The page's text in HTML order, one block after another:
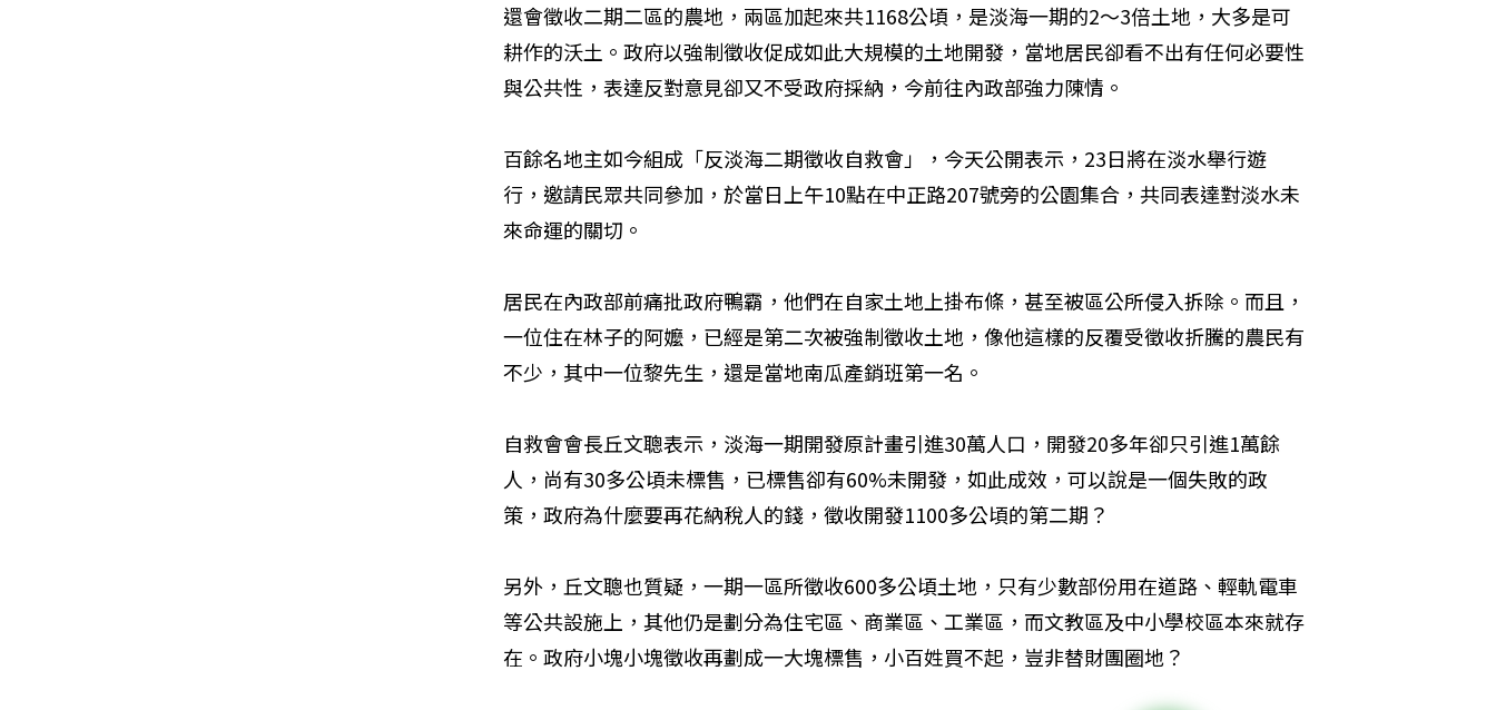
還會徵收二期二區的農地，兩區加起來共1168公頃，是淡海一期的2～3倍土地，大多是可
耕作的沃土。政府以強制徵收促成如此大規模的土地開發，當地居民卻看不出有任何必要性
與公共性，表達反對意見卻又不受政府採納，今前往內政部強力陳情。
百餘名地主如今組成「反淡海二期徵收自救會」，今天公開表示，23日將在淡水舉行遊
行，邀請民眾共同參加，於當日上午10點在中正路207號旁的公園集合，共同表達對淡水未
來命運的關切。
居民在內政部前痛批政府鴨霸，他們在自家土地上掛布條，甚至被區公所侵入拆除。而且，
一位住在林子的阿嬤，已經是第二次被強制徵收土地，像他這樣的反覆受徵收折騰的農民有
不少，其中一位黎先生，還是當地南瓜產銷班第一名。
自救會會長丘文聰表示，淡海一期開發原計畫引進30萬人口，開發20多年卻只引進1萬餘
人，尚有30多公頃未標售，已標售卻有60%未開發，如此成效，可以說是一個失敗的政
策，政府為什麼要再花納稅人的錢，徵收開發1100多公頃的第二期？
另外，丘文聰也質疑，一期一區所徵收600多公頃土地，只有少數部份用在道路、輕軌電車
等公共設施上，其他仍是劃分為住宅區、商業區、工業區，而文教區及中小學校區本來就存
在。政府小塊小塊徵收再劃成一大塊標售，小百姓買不起，豈非替財團圈地？